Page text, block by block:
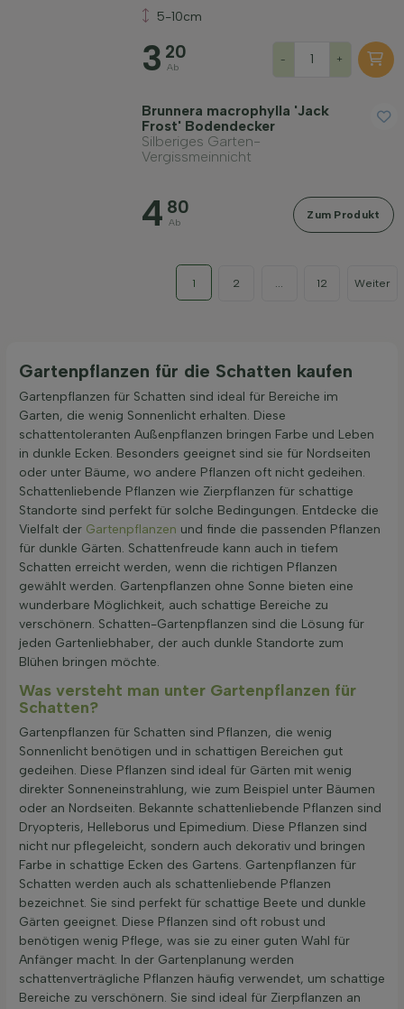
5-10cm
3 20
Ab
- +
Brunnera macrophylla 'Jack
Frost' Bodendecker
Silberiges Garten-
Vergissmeinnicht
4 80
Ab
Zum Produkt
1 2 12 Weiter
Gartenpflanzen für die Schatten kaufen
Gartenpflanzen für Schatten sind ideal für Bereiche im
Garten, die wenig Sonnenlicht erhalten. Diese
schattentoleranten Außenpflanzen bringen Farbe und Leben
in dunkle Ecken. Besonders geeignet sind sie für Nordseiten
oder unter Bäume, wo andere Pflanzen oft nicht gedeihen.
Schattenliebende Pflanzen wie Zierpflanzen für schattige
Standorte sind perfekt für solche Bedingungen. Entdecke die
Vielfalt der Gartenpflanzen und finde die passenden Pflanzen
für dunkle Gärten. Schattenfreude kann auch in tiefem
Schatten erreicht werden, wenn die richtigen Pflanzen
gewählt werden. Gartenpflanzen ohne Sonne bieten eine
wunderbare Möglichkeit, auch schattige Bereiche zu
verschönern. Schatten-Gartenpflanzen sind die Lösung für
jeden Gartenliebhaber, der auch dunkle Standorte zum
Blühen bringen möchte.
Was versteht man unter Gartenpflanzen für
Schatten?
Gartenpflanzen für Schatten sind Pflanzen, die wenig
Sonnenlicht benötigen und in schattigen Bereichen gut
gedeihen. Diese Pflanzen sind ideal für Gärten mit wenig
direkter Sonneneinstrahlung, wie zum Beispiel unter Bäumen
oder an Nordseiten. Bekannte schattenliebende Pflanzen sind
Dryopteris, Helleborus und Epimedium. Diese Pflanzen sind
nicht nur pflegeleicht, sondern auch dekorativ und bringen
Farbe in schattige Ecken des Gartens. Gartenpflanzen für
Schatten werden auch als schattenliebende Pflanzen
bezeichnet. Sie sind perfekt für schattige Beete und dunkle
Gärten geeignet. Diese Pflanzen sind oft robust und
benötigen wenig Pflege, was sie zu einer guten Wahl für
Anfänger macht. In der Gartenplanung werden
schattenverträgliche Pflanzen häufig verwendet, um schattige
Bereiche zu verschönern. Sie sind ideal für Zierpflanzen an